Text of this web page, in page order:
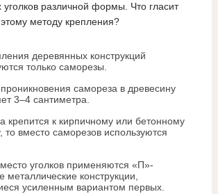
уголков различной формы. Что гласит
методу крепления?
деревянных конструкций
только саморезы.
самореза в древесину
3–4 сантиметра.
крепится к кирпичному или бетонному
то вместо саморезов используются
уголков применяются «П»-
металлические конструкции,
усиленным вариантом первых.